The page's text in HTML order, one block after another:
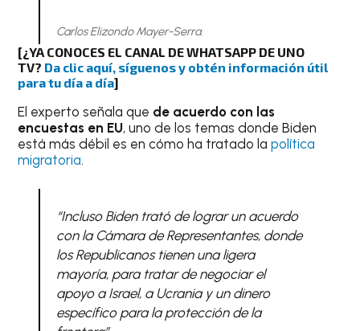
Carlos Elizondo Mayer-Serra.
[¿YA CONOCES EL CANAL DE WHATSAPP DE UNO
TV? Da clic aquí, síguenos y obtén información útil
para tu día a día]
El experto señala que de acuerdo con las
encuestas en EU, uno de los temas donde Biden
está más débil es en cómo ha tratado lapolítica
migratoria.
“Incluso Biden trató de lograr un acuerdo
con la Cámara de Representantes, donde
los Republicanos tienen una ligera
mayoría, para tratar de negociar el
apoyo a Israel, a Ucrania y un dinero
específico para la protección de la